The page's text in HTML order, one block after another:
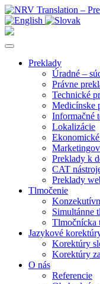
Preklady
Úradné –
Právne
Technické
Medicínske
Informačné
Lokalizácie
Preklady k
CAT
Preklady
Tlmočenie
Simultánne
Tlmočnícka
Jazykové
Korektúry
Korektúry
O nás
Referencie